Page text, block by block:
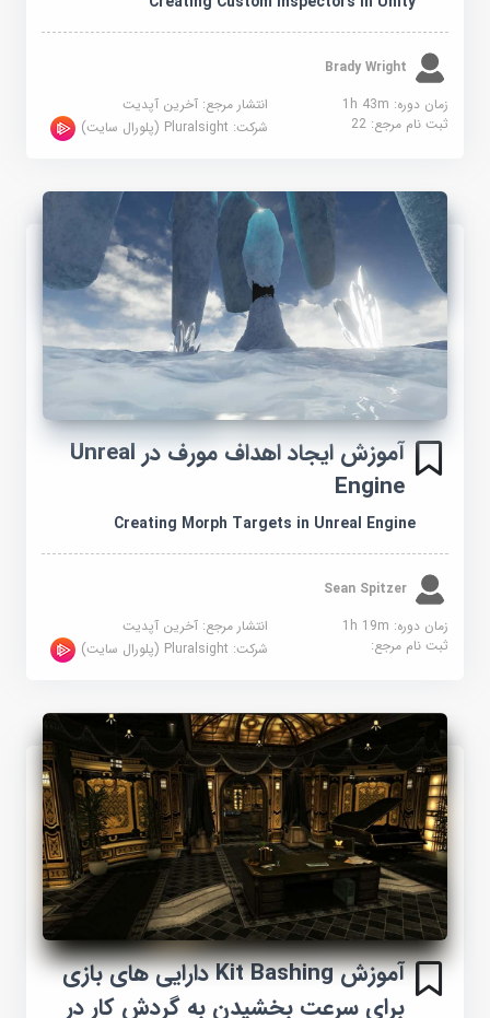
Brady Wright
زمان دوره: 1h 43m
انتشار مرجع:آخرین آپدیت
ثبت نام مرجع:22 شرکت:Pluralsight (پلورال سایت)
آموزش ایجاد اهداف مورف در Unreal
Engine
Creating Morph Targets in Unreal Engine
Sean Spitzer
زمان دوره: 1h 19m
انتشار مرجع:آخرین آپدیت
ثبت نام مرجع:
شرکت:Pluralsight (پلورال سایت)
آموزش Kit Bashing دارایی های بازی
برای سرعت بخشیدن به گردش کار در